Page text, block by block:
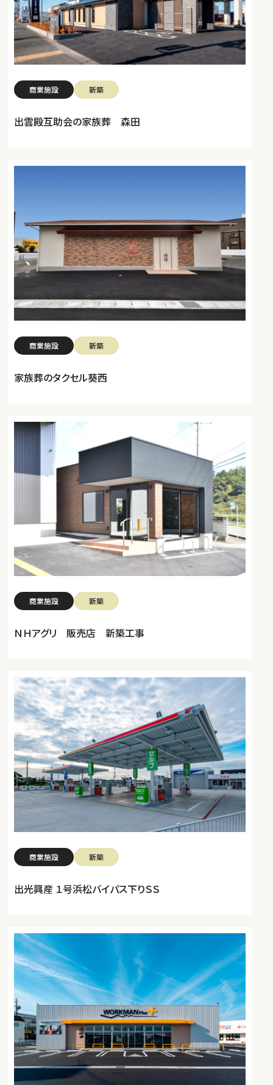
商業施設 新築
出雲殿互助会の家族葬 森田
商業施設 新築
家族葬のタクセル葵西
商業施設 新築
ＮＨアグリ 販売店 新築工事
商業施設 新築
出光興産 １号浜松バイパス下りＳＳ